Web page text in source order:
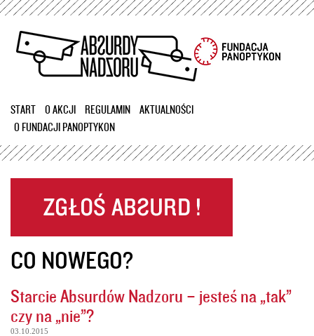
Przejdź
treści
START O AKCJI REGULAMIN
AKTUALNOŚCI
O FUNDACJI PANOPTYKON
CO NOWEGO?
Starcie Absurdów Nadzoru – jesteś na „tak”
czy na „nie”?
03.10.2015